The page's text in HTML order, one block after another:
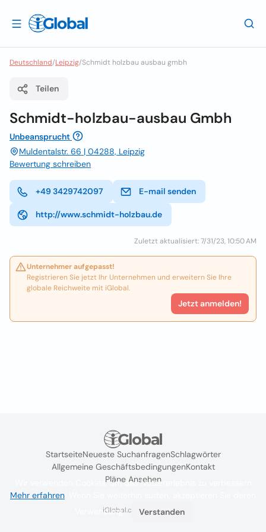
Deutschland/Leipzig/Schmidt holzbau ausbau gmbh
Teilen
Schmidt-holzbau-ausbau Gmbh
Unbeansprucht
Muldentalstr. 66 | 04288, Leipzig
Bewertung schreiben
+49 3429742097 E-mail senden
http://www.schmidt-holzbau.de
Zuletzt aktualisiert: 7/31/23, 10:50 AM
Unternehmer aufgepasst!
Registrieren Sie jetzt Ihr Unternehmen und erweitern Sie Ihre
globale Reichweite mit iGlobal.
Jetzt anmelden!
StartseiteNeueste SuchanfragenSchlagwörter
Allgemeine GeschäftsbedingungenKontakt
Pläne Ansehen
iGlobal.co @ 2024
Wir verwenden Cookies, um das Nutzererlebnis zu verbessern
Mehr erfahren
Verwendung.
Verstanden